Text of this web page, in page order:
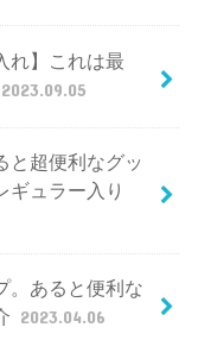
れ】これは最
2023.09.05
と超便利なグッ
ギュラー入り
。あると便利な
2023.04.06